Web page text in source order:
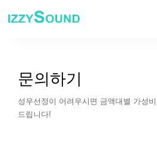
문의하기
성우선정이 어려우시면 금액대별 가성
드립니다!